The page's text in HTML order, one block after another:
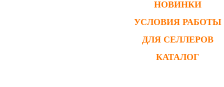
НОВИНКИ
УСЛОВИЯ РАБОТЫ
ДЛЯ СЕЛЛЕРОВ
КАТАЛОГ